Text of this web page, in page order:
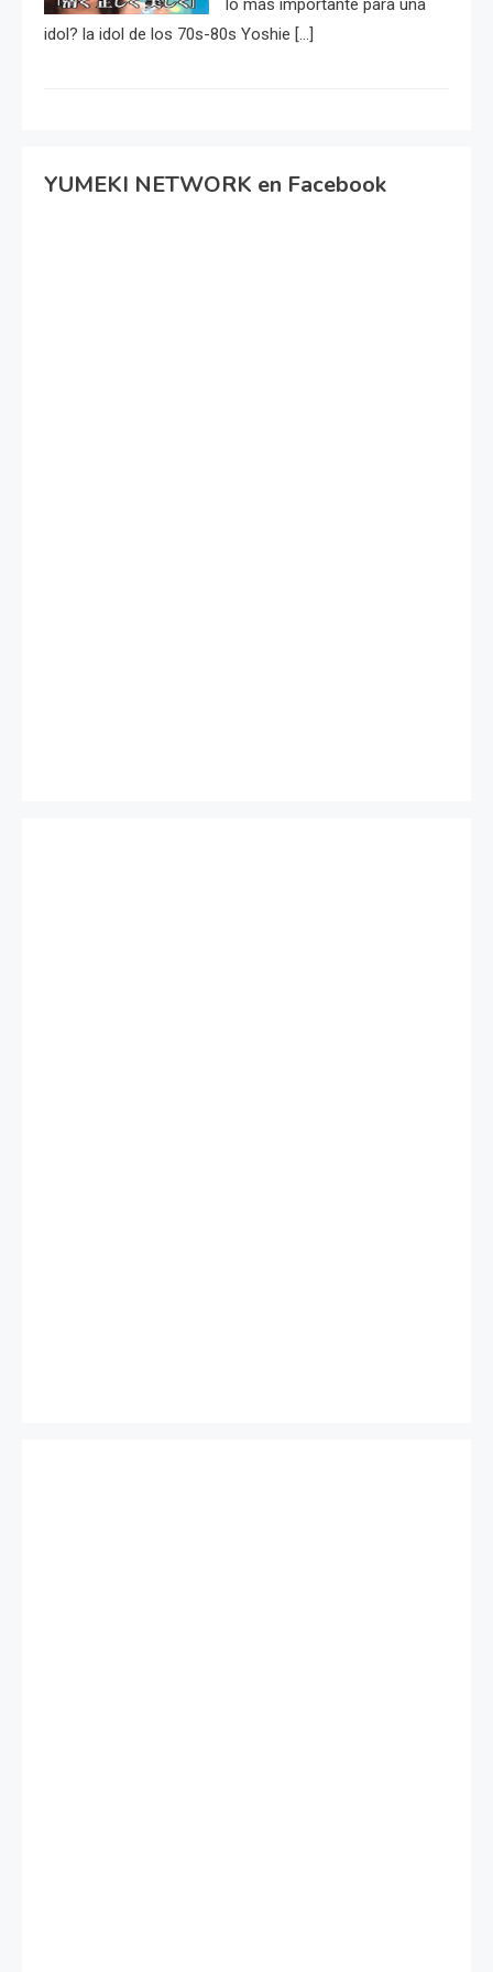
lo más importante para una
idol? la idol de los 70s-80s Yoshie […]
YUMEKI NETWORK en Facebook